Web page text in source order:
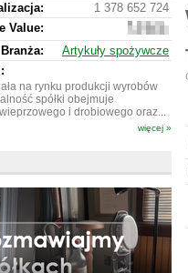
1 378 652 724
Value:
477
148
Branża:
Artykuły spożywcze
na rynku produkcji wyrobów
spółki obejmuje
i drobiowego oraz...
więcej »